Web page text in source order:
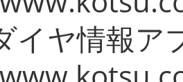
イヤ情報ア